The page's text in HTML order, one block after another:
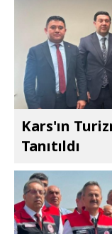
Kars'ın
Tanıtıldı